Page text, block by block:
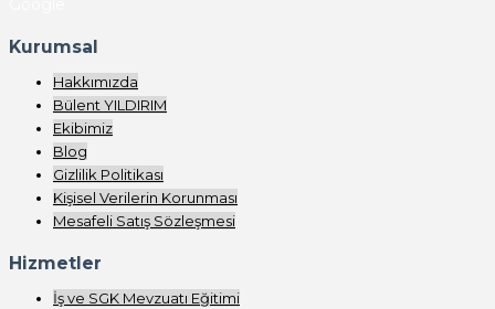
Kurumsal
Hakkımızda
Bülent YILDIRIM
Ekibimiz
Blog
Gizlilik Politikası
Kişisel Verilerin Korunması
Mesafeli Satış Sözleşmesi
Hizmetler
İş ve SGK Mevzuatı Eğitimi